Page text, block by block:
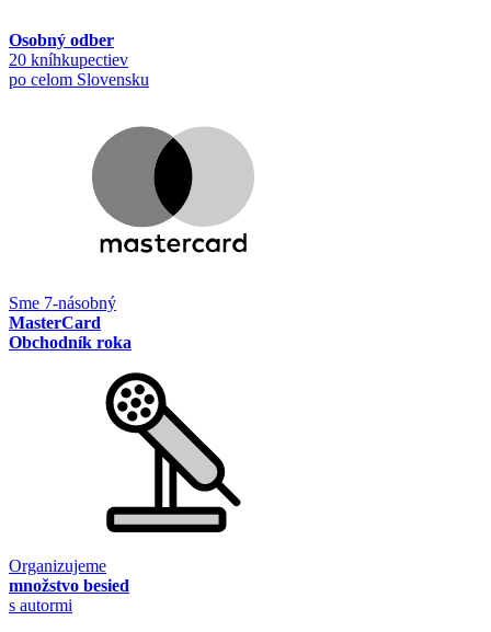
Osobný odber
20 kníhkupectiev
po celom Slovensku
Sme 7-násobný
MasterCard
Obchodník roka
Organizujeme
množstvo besied
s autormi